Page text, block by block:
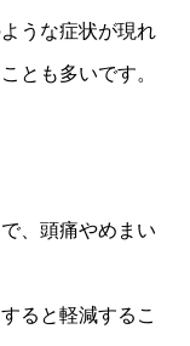
うな症状が現れ
とも多いです。
、頭痛やめまい
ると軽減するこ